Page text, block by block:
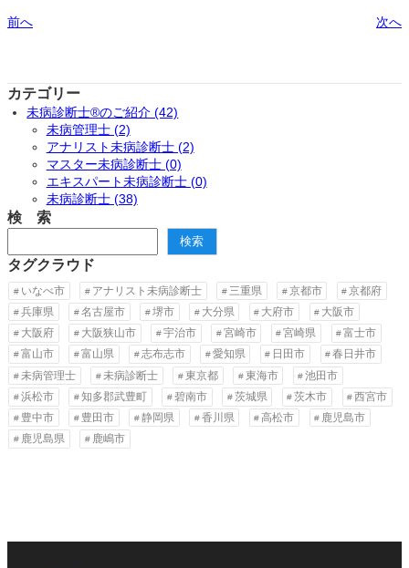
前へ 次へ
カテゴリー
未病診断士®のご紹介 (42)
未病管理士 (2)
アナリスト未病診断士 (2)
マスター未病診断士 (0)
エキスパート未病診断士 (0)
未病診断士 (38)
検 索
索
検索
タグクラウド
いなべ市 アナリスト未病診断士 三重県 京都市
京都府
兵庫県
名古屋市 堺市 大分県 大府市
大阪市
大阪府
大阪狭山市 宇治市 宮崎市 宮崎県
富士市
富山市
富山県 志布志市 愛知県 日田市
春日井市
未病管理士
未病診断士 東京都 東海市
池田市
浜松市
知多郡武豊町 碧南市 茨城県 茨木市
西宮市
豊中市
豊田市 静岡県 香川県 高松市
鹿児島市
鹿児島県
鹿嶋市